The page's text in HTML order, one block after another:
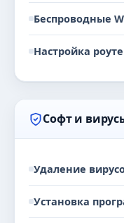
Беспроводные
Настройка
Софт и
Удаление
Установка